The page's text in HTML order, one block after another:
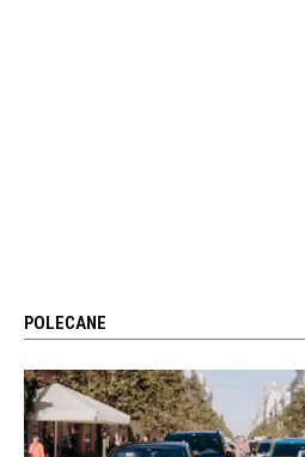
POLECANE